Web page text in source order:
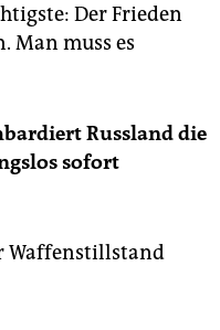
Der Frieden
Man muss es
Russland die
sofort
Waffenstillstand